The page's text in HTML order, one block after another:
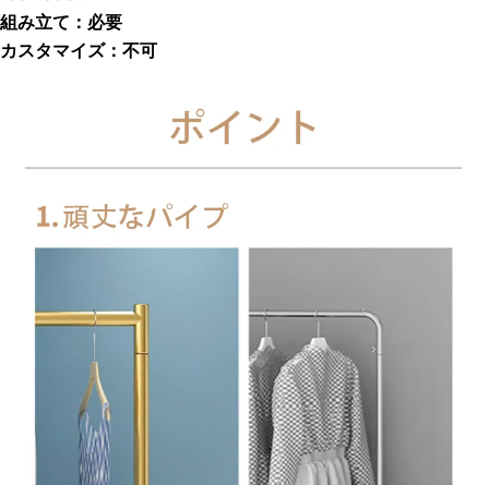
組み立て：必要
カスタマイズ：不可